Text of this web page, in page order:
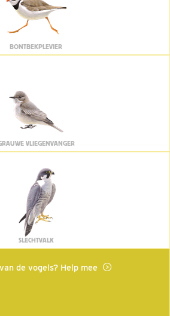
BONTBEKPLEVIER
VLIEGENVANGER
SLECHTVALK
de vogels? Help mee